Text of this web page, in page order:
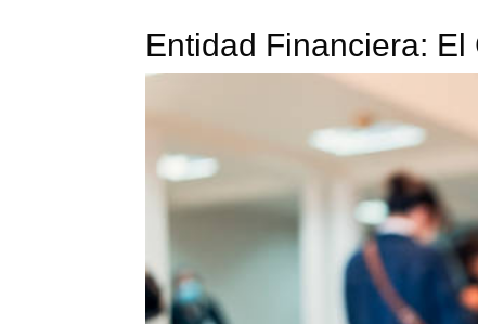
Entidad Financiera: